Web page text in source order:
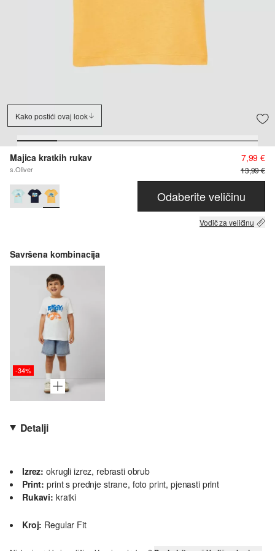
Kako postići ovaj look
Majica kratkih rukav
s.Oliver
7,99 €
13,99 €
Odaberite veličinu
Vodič za veličinu
Savršena kombinacija
-34%
Detalji
Izrez: okrugli izrez, rebrasti obrub
Print: print s prednje strane, foto print, pjenasti print
Rukavi: kratki
Kroj: Regular Fit